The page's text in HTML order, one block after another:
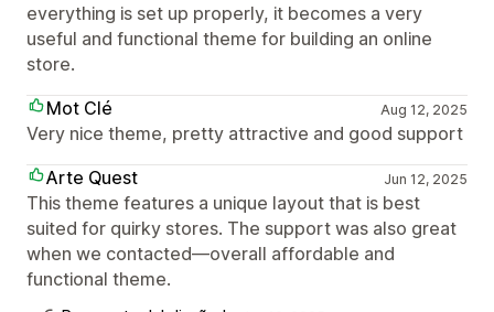
everything is set up properly, it becomes a very
useful and functional theme for building an online
store.
Mot Clé
Aug 12, 2025
Very nice theme, pretty attractive and good support
Arte Quest
Jun 12, 2025
This theme features a unique layout that is best
suited for quirky stores. The support was also great
when we contacted—overall affordable and
functional theme.